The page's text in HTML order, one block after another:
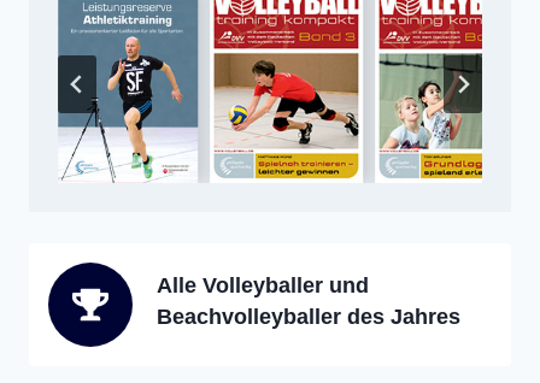
Alle Volleyballer und
Beachvolleyballer des Jahres